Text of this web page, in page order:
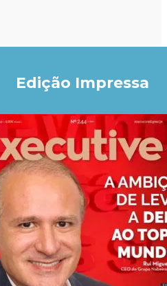
Edição Impressa